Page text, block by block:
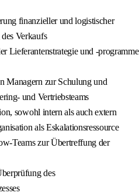
finanzieller und logistischer
Verkaufs
Lieferantenstrategie und -programme
Managern zur Schulung und
und Vertriebsteams
sowohl intern als auch extern
als Eskalationsressource
Teams zur Übertreffung der
des